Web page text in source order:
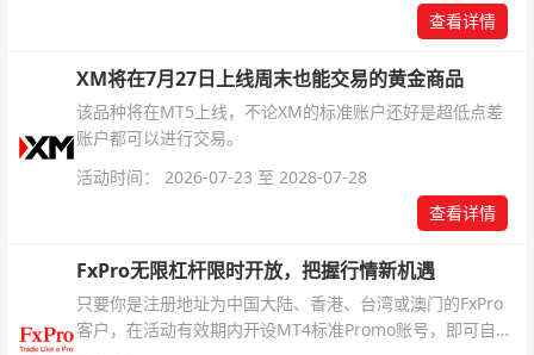
查看详情
XM将在7月27日上线周末也能交易的黄金商品
该品种将在MT5上线，不论XM的标准账户还好是超低点差
账户都可以进行交易。
活动时间： 2026-07-23 至 2028-07-28
查看详情
FxPro无限杠杆限时开放，把握行情新机遇
只要你是注册地址为中国大陆、香港、台湾或澳门的FxPro
客户，在活动有效期内开设MT4标准Promo账号，即可自动